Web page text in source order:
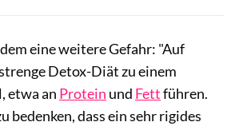
eine weitere Gefahr: "Auf
Detox-Diät zu einem
etwa an Protein und Fettführen.
bedenken, dass ein sehr rigides